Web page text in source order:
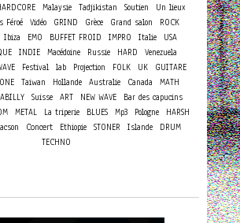
Malaysie Tadjikistan Soutien
Un lieux
Féroé Vidéo GRIND Grèce Grand salon
ROCK
Ibiza EMO BUFFET FROID IMPRO Italie
USA
INDIE Macédoine Russie HARD
Venezuela
Festival lab Projection FOLK UK
GUITARE
Taiwan Hollande Australie Canada
MATH
Suisse ART NEW WAVE
Bar des capucins
METAL La triperie BLUES Mp3 Pologne
HARSH
Concert Ethiopie STONER Islande
DRUM
TECHNO